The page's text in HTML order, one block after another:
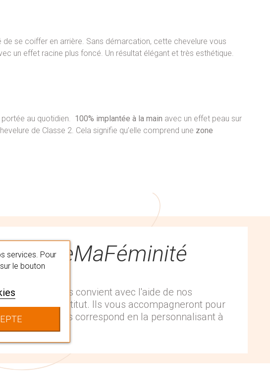
se coiffer en arrière. Sans démarcation, cette chevelure vous
un effet racine plus foncé. Un résultat élégant et très esthétique.
au quotidien. 100% implantée à la main avec un effet peau sur
de Classe 2. Cela signifie qu’elle comprend une zone
qui vous convient avec l'aide de nos
en institut. Ils vous accompagneront pour
qui vous correspond en la personnalisant à
services. Pour
le bouton